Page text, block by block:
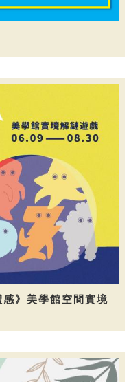
》美學館空間實境